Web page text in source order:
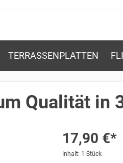
TERRASSENPLATTEN
Qualität in
17,90 €*
Inhalt: 1 Stück